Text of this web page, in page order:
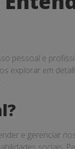
pessoal e
explorar em
e gerenciar